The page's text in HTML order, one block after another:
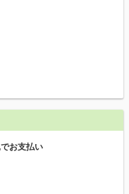
お支払い